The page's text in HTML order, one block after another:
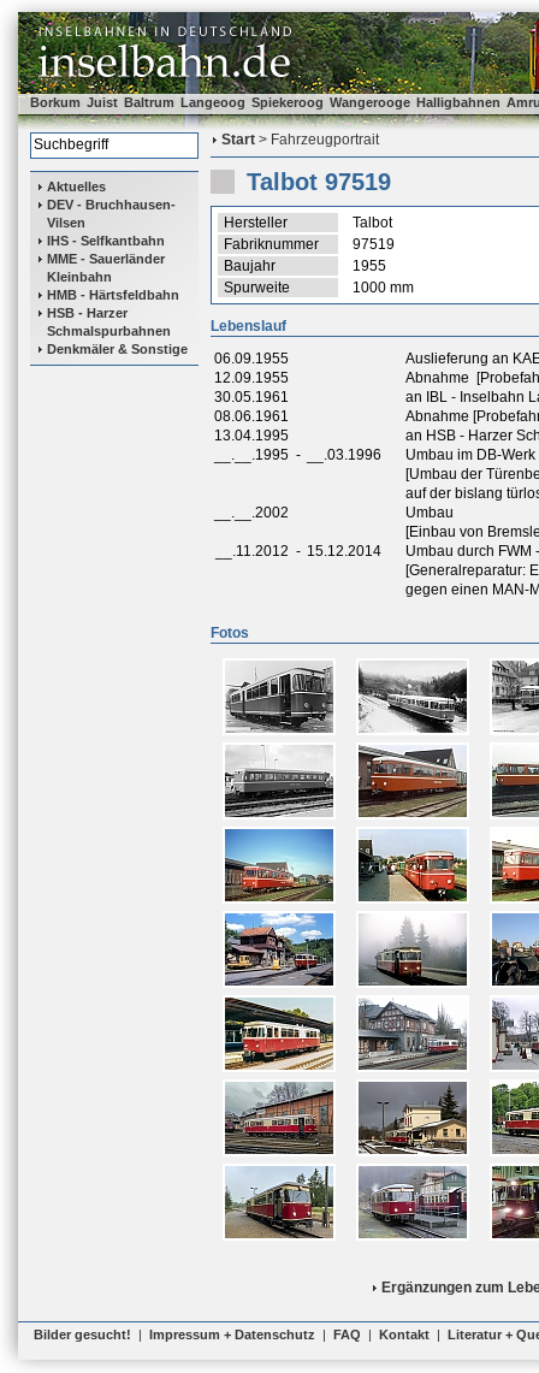
Borkum Juist Baltrum Langeoog Spiekeroog Wangerooge Halligbahnen
Aktuelles
DEV - Bruchhausen-
Vilsen
IHS - Selfkantbahn
MME - Sauerländer
Kleinbahn
HMB - Härtsfeldbahn
HSB - Harzer
Schmalspurbahnen
Denkmäler & Sonstige
Start > Fahrzeugportrait
Talbot 97519
Hersteller
Talbot
Fabriknummer
97519
Baujahr
1955
Spurweite
1000 mm
Lebenslauf
06.09.1955
Auslieferung an
12.09.1955
Abnahme
30.05.1961
an IBL - Inselbahn
08.06.1961
Abnahme
13.04.1995
an HSB - Harzer
__.__.1995 - __.03.1996
Umbau im DB-
[Umbau der
auf der bislang
__.__.2002
Umbau
[Einbau von
__.11.2012 - 15.12.2014
Umbau durch
[Generalreparatur:
gegen einen MAN-
Fotos
Ergänzungen zum
Bilder gesucht! | Impressum + Datenschutz | FAQ | Kontakt | Literatur +